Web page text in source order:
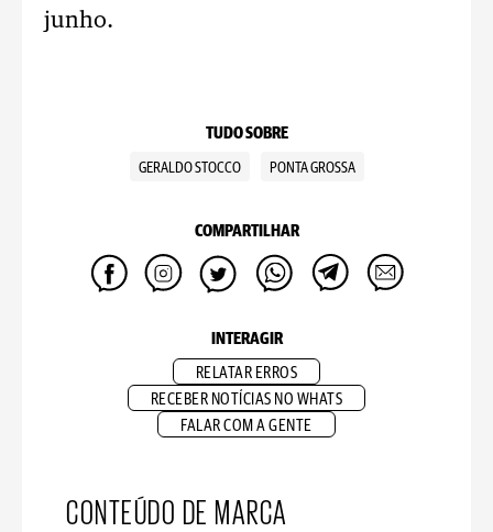
junho.
TUDO SOBRE
GERALDO STOCCO PONTA GROSSA
COMPARTILHAR
INTERAGIR
RELATAR ERROS
RECEBER NOTÍCIAS NO WHATS
FALAR COM A GENTE
CONTEÚDO DE MARCA